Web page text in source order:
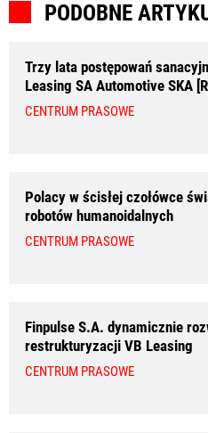
PODOBNE
Trzy lata postępowań
Leasing SA Automotive SKA
CENTRUM PRASOWE
Polacy w ścisłej czołówce
robotów humanoidalnych
CENTRUM PRASOWE
Finpulse S.A. dynamicznie
restrukturyzacji VB Leasing
CENTRUM PRASOWE